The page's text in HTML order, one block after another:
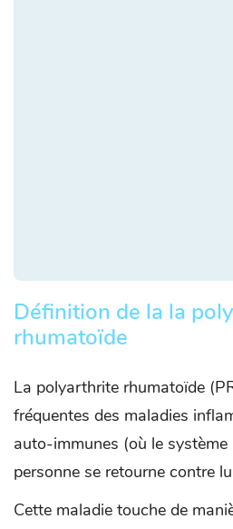
Définition de la la
rhumatoïde
La polyarthrite rhumatoïde
fréquentes des maladies
auto-immunes (où le
personne se retourne contre
Cette maladie touche de